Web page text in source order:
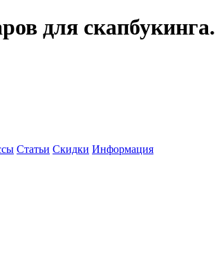
для скапбукинга.
Статьи Скидки Информация